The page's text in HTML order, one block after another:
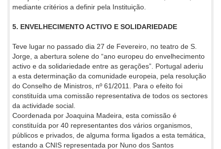
mediante critérios a definir pela Instituição.
5. ENVELHECIMENTO ACTIVO E SOLIDARIEDADE
Teve lugar no passado dia 27 de Fevereiro, no teatro de S.
Jorge, a abertura solene do “ano europeu do envelhecimento
activo e da solidariedade entre as gerações”. Portugal aderiu
a esta determinação da comunidade europeia, pela resolução
do Conselho de Ministros, nº 61/2011. Para o efeito foi
constituída uma comissão representativa de todos os sectores
da actividade social.
Coordenada por Joaquina Madeira, esta comissão é
constituída por 40 representantes dos vários organismos,
públicos e privados, de alguma forma ligados a esta temática,
estando a CNIS representada por Nuno dos Santos